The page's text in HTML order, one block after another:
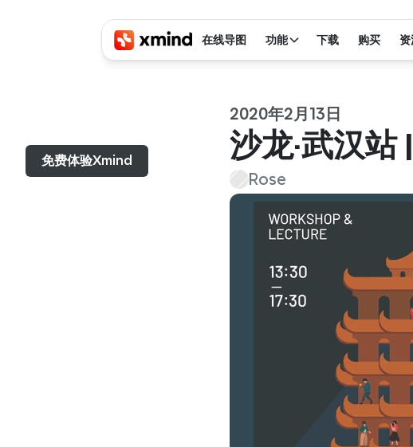
免费体验Xmind
2020年2月13日
沙龙·武汉
Rose
在线导图 功能 下载 购买 资